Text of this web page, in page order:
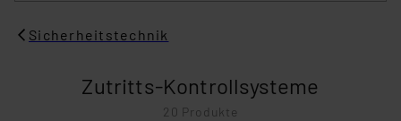
Sicherheitstechnik
Zutritts-Kontrollsysteme
20 Produkte